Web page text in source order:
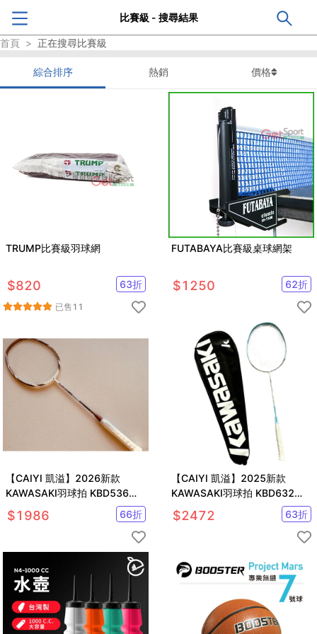
比賽級 - 搜尋結果
首頁 > 正在搜尋比賽級
綜合排序 熱銷 價格
TRUMP比賽級羽球網
$820 63折
已售 11
FUTABAYA比賽級桌球網架
$1250 62折
【CAIYI 凱溢】2026新款
KAWASAKI羽球拍 KBD536
Super Power III超輕 高剛性碳
纖維
$1986 66折
【CAIYI 凱溢】2025新款
KAWASAKI羽球拍 KBD632
Speed & Power超輕 高剛性碳
纖維
$2472 63折